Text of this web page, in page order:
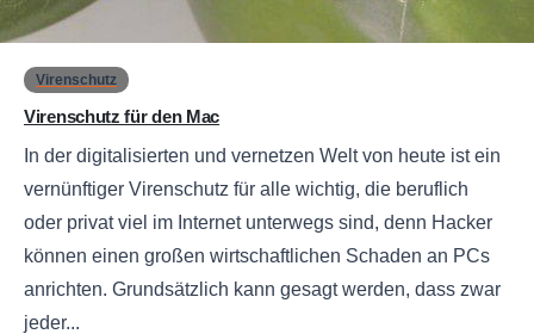
Virenschutz
Virenschutz für den Mac
In der digitalisierten und vernetzen Welt von heute ist ein
vernünftiger Virenschutz für alle wichtig, die beruflich
oder privat viel im Internet unterwegs sind, denn Hacker
können einen großen wirtschaftlichen Schaden an PCs
anrichten. Grundsätzlich kann gesagt werden, dass zwar
jeder...